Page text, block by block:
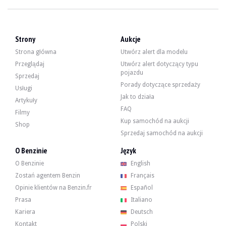
Opis
Ten pochodzący z Niemiec Mercedes-Benz GLE 63 AMG z 2020 roku to
Z zewnątrz sprzedawca twierdzi, że pojazd jest w dobrym stanie. Nadwozie
Wewnątrz sprzedawca twierdzi, że pojazd jest w dobrym stanie. Czarna
-Gaśnica,
-Lakier metaliczny,
-Szyberdach panoramiczny,
-Zestaw do naprawy opon (Tirefit),
-Przyciemniane tylne szyby boczne i tylna szyba,
-System nawigacji MBUX z rozszerzoną rzeczywistością
Strony
Strona główna
Przeglądaj
Sprzedaj
Usługi
Artykuły
Filmy
Shop
Aukcje
Utwórz alert dla modelu
Utwórz alert dotyczący typu
pojazdu
Porady dotyczące sprzedaży
Jak to działa
FAQ
Kup samochód na aukcji
Sprzedaj samochód na aukcji
O Benzinie
O Benzinie
Zostań agentem Benzin
Opinie klientów na Benzin.fr
Prasa
Kariera
Kontakt
Język
English
Français
Español
Italiano
Deutsch
Polski